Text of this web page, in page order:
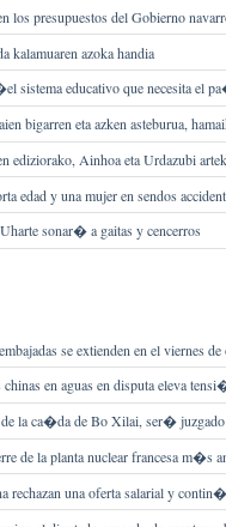
los presupuestos del Gobierno
kalamuaren azoka handia
sistema educativo que necesita el
bigarren eta azken asteburua,
ediziorako, Ainhoa eta Urdazubi
edad y una mujer en sendos
sonar� a gaitas y cencerros
se extienden en el viernes
chinas en aguas en disputa eleva
la ca�da de Bo Xilai, ser� juzgado
de la planta nuclear francesa
rechazan una oferta salarial y